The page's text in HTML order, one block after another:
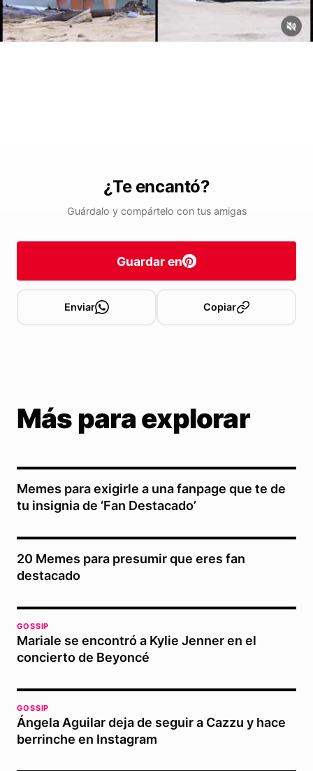
¿Te encantó?
Guárdalo y compártelo con tus amigas
Guardar en
Enviar Copiar
Más para explorar
Memes para exigirle a una fanpage que te de
tu insignia de ‘Fan Destacado’
20 Memes para presumir que eres fan
destacado
GOSSIP
Mariale se encontró a Kylie Jenner en el
concierto de Beyoncé
GOSSIP
Ángela Aguilar deja de seguir a Cazzu y hace
berrinche en Instagram